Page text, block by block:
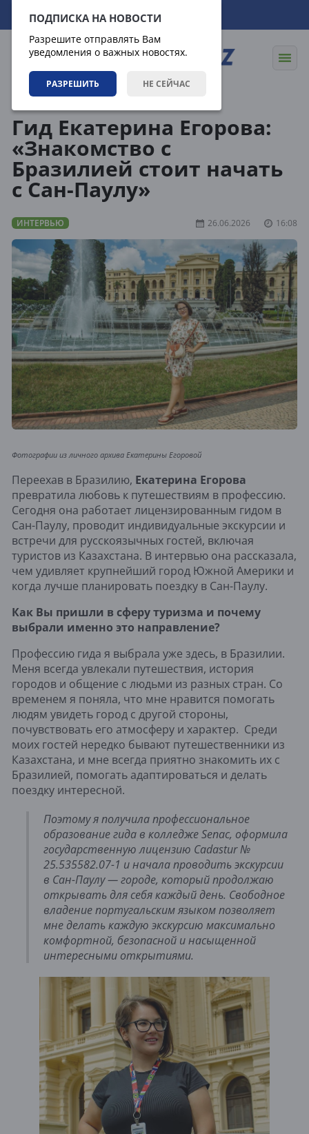
ПОДПИСКА НА НОВОСТИ
Разрешите отправлять Вам
уведомления о важных новостях.
РАЗРЕШИТЬ НЕ СЕЙЧАС
06.08.2026 17:19:03
Гид Екатерина Егорова:
«Знакомство с
Бразилией стоит начать
с Сан-Паулу»
ИНТЕРВЬЮ 26.06.2026 16:08
Фотографии из личного архива Екатерины Егоровой
Переехав в Бразилию, Екатерина Егорова
превратила любовь к путешествиям в профессию.
Сегодня она работает лицензированным гидом в
Сан-Паулу, проводит индивидуальные экскурсии и
встречи для русскоязычных гостей, включая
туристов из Казахстана. В интервью она рассказала,
чем удивляет крупнейший город Южной Америки и
когда лучше планировать поездку в Сан-Паулу.
Как Вы пришли в сферу туризма и почему
выбрали именно это направление?
Профессию гида я выбрала уже здесь, в Бразилии.
Меня всегда увлекали путешествия, история
городов и общение с людьми из разных стран. Со
временем я поняла, что мне нравится помогать
людям увидеть город с другой стороны,
почувствовать его атмосферу и характер. Среди
моих гостей нередко бывают путешественники из
Казахстана, и мне всегда приятно знакомить их с
Бразилией, помогать адаптироваться и делать
поездку интересной.
Поэтому я получила профессиональное
образование гида в колледже Senac, оформила
государственную лицензию Cadastur №
25.535582.07-1 и начала проводить экскурсии
в Сан-Паулу — городе, который продолжаю
открывать для себя каждый день. Свободное
владение португальским языком позволяет
мне делать каждую экскурсию максимально
комфортной, безопасной и насыщенной
интересными открытиями.